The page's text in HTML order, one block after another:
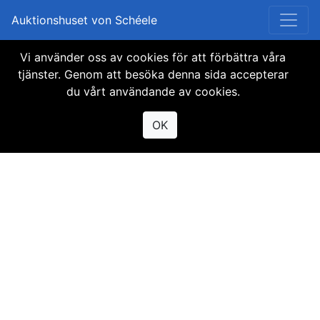
Auktionshuset von Schéele
Objektet finns inte
tillgängligt
Vi använder oss av cookies för att förbättra våra
tjänster. Genom att besöka denna sida accepterar
du vårt användande av cookies.
OK